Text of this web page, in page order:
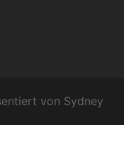
von Sydney